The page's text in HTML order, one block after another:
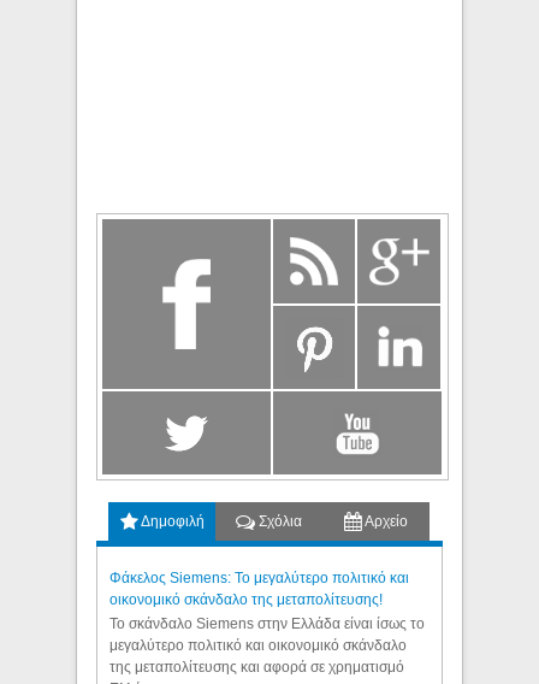
Δημοφιλή Σχόλια Αρχείο
Φάκελος Siemens: Το μεγαλύτερο πολιτικό και
οικονομικό σκάνδαλο της μεταπολίτευσης!
Το σκάνδαλο Siemens στην Ελλάδα είναι ίσως το
μεγαλύτερο πολιτικό και οικονομικό σκάνδαλο
της μεταπολίτευσης και αφορά σε χρηματισμό